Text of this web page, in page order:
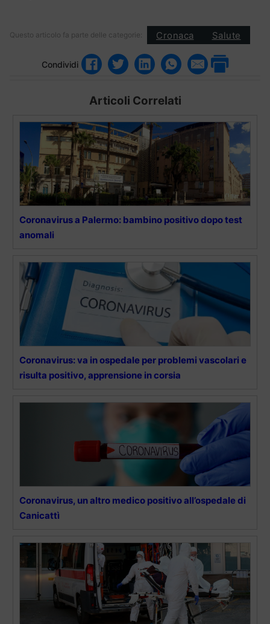
Questo articolo fa parte delle categorie: Cronaca Salute
Condividi
Articoli Correlati
Coronavirus a Palermo: bambino positivo dopo test
anomali
Coronavirus: va in ospedale per problemi vascolari e
risulta positivo, apprensione in corsia
Coronavirus, un altro medico positivo all’ospedale di
Canicattì